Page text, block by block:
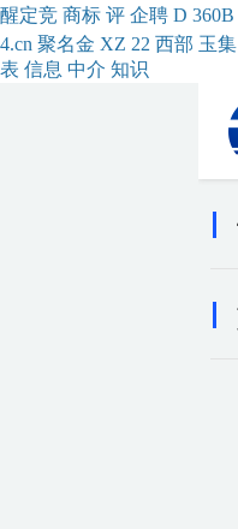
醒定竞 商标 评 企聘 D 360B
4.cn 聚名金 XZ 22 西部 玉集
表 信息 中介 知识